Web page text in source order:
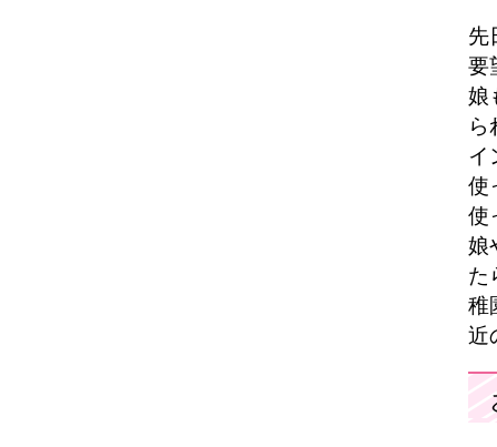
先
要
娘
イ
使
使
娘
た
稚
近